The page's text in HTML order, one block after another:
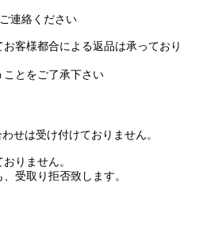
連絡ください
客様都合による返品は承っており
とをご了承下さい
せは受け付けておりません。
りません。
受取り拒否致します。